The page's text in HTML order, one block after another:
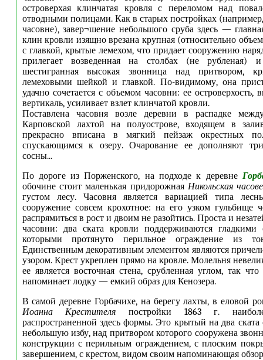
островерхая клинчатая кровля с переломом над
отводными полицами. Как в старых постройках
часовне), завер¬шение небольшого сруба здесь —
клин кровли изящно врезана крупная (относительно
с главкой, крытые лемехом, что придает сооружению
прилегает возведенная на столбах (не рубленая)
шестигранная высокая звонница над притвором,
лемеховыми шейкой и главкой. По-видимому, она
удачно сочетается с объемом часовни: ее островерхость,
вертикаль, усиливает взлет клинчатой кровли.
Поставлена часовня возле деревни в распадке
Карповской лахтой на полуострове, входящем в
прекрасно вписана в мягкий пейзаж окрестных
спускающимся к озеру. Очарование ее дополняют
сосны...
По дороге из Порженского, на подходе к деревне
обочине стоит маленькая придорожная Никольская
густом лесу. Часовня является вариацией типа
сооружение совсем крохотное: на его узком гульбище
распрямиться в рост и двоим не разойтись. Проста и
часовни: два ската кровли поддерживаются гладкими
которыми протянуто перильное ограждение из
Единственным декоративным элементом являются
узором. Крест укреплен прямо на кровле. Молельня
ее является восточная стена, срубленная углом, так
напоминает лодку — емкий образ для Кенозера.
В самой деревне Горбачихе, на берегу лахты, в еловой
Иоанна Крестителя постройки 1863 г.
распространенной здесь формы. Это крытый на два ската
небольшую избу, над притвором которого сооружена
конструкции с перильным ограждением, с плоским
завершением, с крестом, видом своим напоминающая